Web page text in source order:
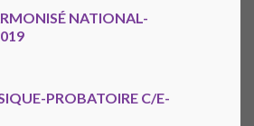
NATIONAL-
PROBATOIRE C/E-